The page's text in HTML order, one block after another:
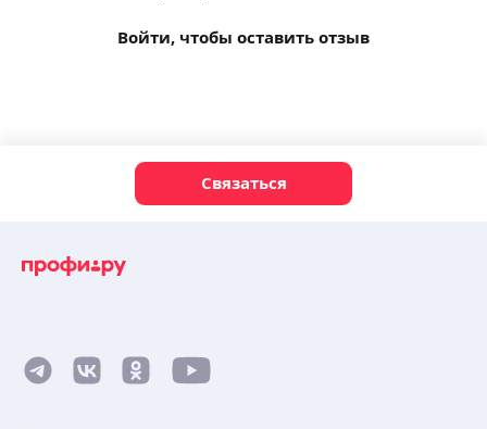
Войти, чтобы оставить отзыв
Связаться